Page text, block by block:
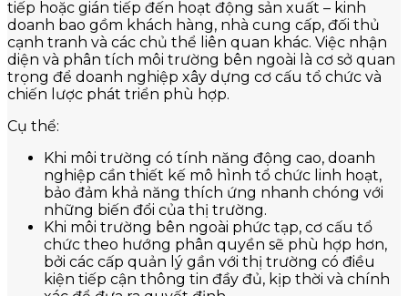
tiếp hoặc gián tiếp đến hoạt động sản xuất – kinh
doanh bao gồm khách hàng, nhà cung cấp, đối thủ
cạnh tranh và các chủ thể liên quan khác. Việc nhận
diện và phân tích môi trường bên ngoài là cơ sở quan
trọng để doanh nghiệp xây dựng cơ cấu tổ chức và
chiến lược phát triển phù hợp.
Cụ thể:
Khi môi trường có tính năng động cao, doanh
nghiệp cần thiết kế mô hình tổ chức linh hoạt,
bảo đảm khả năng thích ứng nhanh chóng với
những biến đổi của thị trường.
Khi môi trường bên ngoài phức tạp, cơ cấu tổ
chức theo hướng phân quyền sẽ phù hợp hơn,
bởi các cấp quản lý gần với thị trường có điều
kiện tiếp cận thông tin đầy đủ, kịp thời và chính